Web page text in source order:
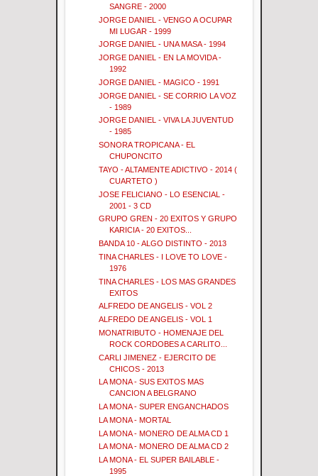
SANGRE - 2000
JORGE DANIEL - VENGO A OCUPAR
MI LUGAR - 1999
JORGE DANIEL - UNA MASA - 1994
JORGE DANIEL - EN LA MOVIDA -
1992
JORGE DANIEL - MAGICO - 1991
JORGE DANIEL - SE CORRIO LA VOZ
- 1989
JORGE DANIEL - VIVA LA JUVENTUD
- 1985
SONORA TROPICANA - EL
CHUPONCITO
TAYO - ALTAMENTE ADICTIVO - 2014 (
CUARTETO )
JOSE FELICIANO - LO ESENCIAL -
2001 - 3 CD
GRUPO GREN - 20 EXITOS Y GRUPO
KARICIA - 20 EXITOS...
BANDA 10 - ALGO DISTINTO - 2013
TINA CHARLES - I LOVE TO LOVE -
1976
TINA CHARLES - LOS MAS GRANDES
EXITOS
ALFREDO DE ANGELIS - VOL 2
ALFREDO DE ANGELIS - VOL 1
MONATRIBUTO - HOMENAJE DEL
ROCK CORDOBES A CARLITO...
CARLI JIMENEZ - EJERCITO DE
CHICOS - 2013
LA MONA - SUS EXITOS MAS
CANCION A BELGRANO
LA MONA - SUPER ENGANCHADOS
LA MONA - MORTAL
LA MONA - MONERO DE ALMA CD 1
LA MONA - MONERO DE ALMA CD 2
LA MONA - EL SUPER BAILABLE -
1995